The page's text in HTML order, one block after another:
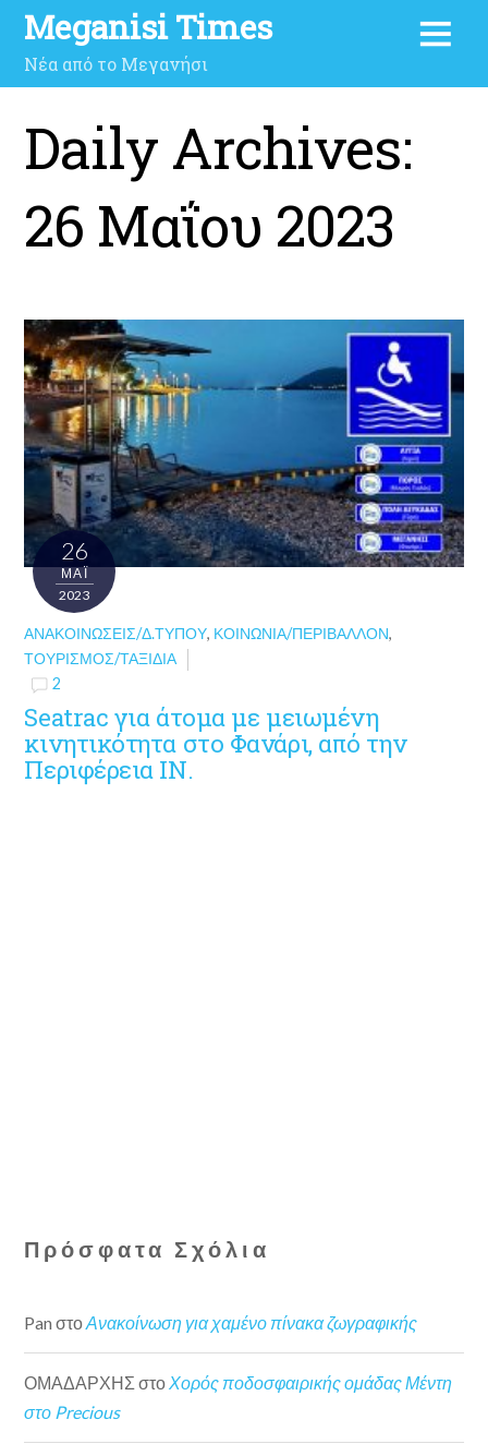
Meganisi Times
Νέα από το Μεγανήσι
Daily Archives:
26 Μαΐου 2023
26
ΜΑΪ́
2023
ΑΝΑΚΟΙΝΏΣΕΙΣ/Δ.ΤΎΠΟΥ, ΚΟΙΝΩΝΊΑ/ΠΕΡΙΒΆΛΛΟΝ,
ΤΟΥΡΙΣΜΌΣ/ΤΑΞΊΔΙΑ
2
Seatrac για άτομα με μειωμένη
κινητικότητα στο Φανάρι, από την
Περιφέρεια ΙΝ.
Πρόσφατα Σχόλια
Pan στοΑνακοίνωση για χαμένο πίνακα ζωγραφικής
ΟΜΑΔΑΡΧΗΣ στοΧορός ποδοσφαιρικής ομάδας Μέντη
στο Precious